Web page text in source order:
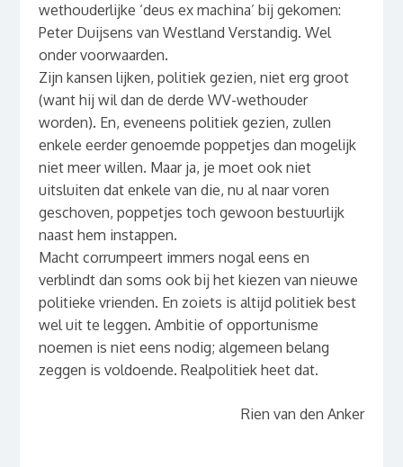
wethouderlijke ‘deus ex machina’ bij gekomen:
Peter Duijsens van Westland Verstandig. Wel
onder voorwaarden.
Zijn kansen lijken, politiek gezien, niet erg groot
(want hij wil dan de derde WV-wethouder
worden). En, eveneens politiek gezien, zullen
enkele eerder genoemde poppetjes dan mogelijk
niet meer willen. Maar ja, je moet ook niet
uitsluiten dat enkele van die, nu al naar voren
geschoven, poppetjes toch gewoon bestuurlijk
naast hem instappen.
Macht corrumpeert immers nogal eens en
verblindt dan soms ook bij het kiezen van nieuwe
politieke vrienden. En zoiets is altijd politiek best
wel uit te leggen. Ambitie of opportunisme
noemen is niet eens nodig; algemeen belang
zeggen is voldoende. Realpolitiek heet dat.
Rien van den Anker